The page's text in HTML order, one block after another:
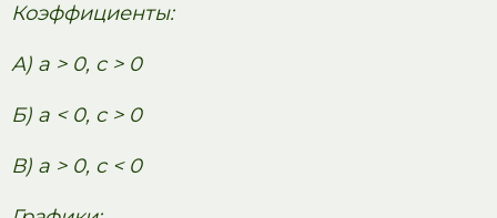
Коэффициенты:
А) a > 0, c > 0
Б) a < 0, c > 0
В) a > 0, c < 0